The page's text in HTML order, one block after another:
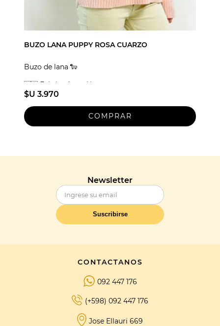
BUZO LANA PUPPY ROSA CUARZO
Buzo de lana 🐑
🇺🇾 Fabricado en Uruguay
$U 3.970
Newsletter
Suscribirse
CONTACTANOS
092 447 176
(+598) 092 447 176
Jose Ellauri 669